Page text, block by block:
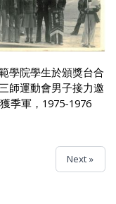
學院學生於頒獎台合
師運動會男子接力邀
季軍，1975-1976
Next »